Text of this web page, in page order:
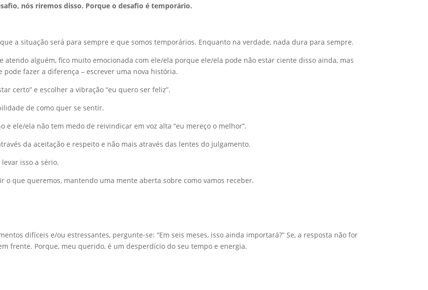
nós riremos disso. Porqueo desafio é temporário.
a situação será para sempre e que somos temporários. Enquanto na verdade, nada dura para sempre.
atendo alguém, fico muito emocionada com ele/ela porque ele/ela pode não estar ciente disso ainda, mas
fazer a diferença – escrever uma nova história.
certo” e escolher a vibração “eu quero ser feliz”.
de como quer se sentir.
e ele/ela não tem medo de reivindicar em voz alta “eu mereço o melhor”.
da aceitação e respeito e não mais através das lentes do julgamento.
isso a sério.
o que queremos, mantendo uma mente aberta sobre como vamos receber.
difíceis e/ou estressantes, pergunte-se: “Em seis meses, isso ainda importará?” Se, a resposta não for
frente. Porque, meu querido, é um desperdício do seu tempo e energia.